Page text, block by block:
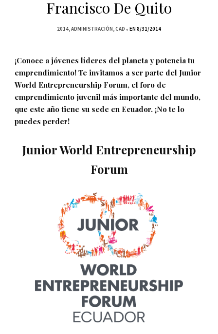
Francisco De Quito
2014 ADMINISTRACIÓN CAD EN 8/31/2014
¡Conoce a jóvenes líderes del planeta y potencia tu
emprendimiento! Te invitamos a ser parte del Junior
World Entrepreneurship Forum, el foro de
emprendimiento juvenil más importante del mundo,
que este año tiene su sede en Ecuador. ¡No te lo
puedes perder!
Junior World Entrepreneurship
Forum